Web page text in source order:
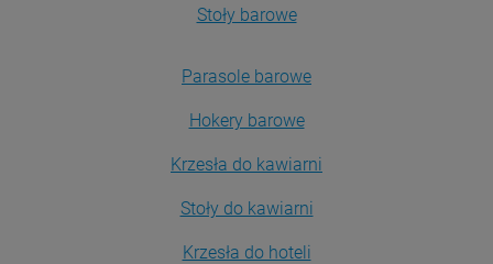
Stoły barowe
Parasole barowe
Hokery barowe
Krzesła do kawiarni
Stoły do kawiarni
Krzesła do hoteli